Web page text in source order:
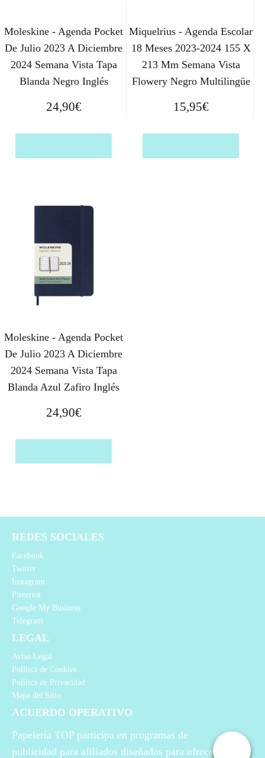
Moleskine - Agenda Pocket
De Julio 2023 A Diciembre
2024 Semana Vista Tapa
Blanda Negro Inglés
24,90€
Miquelrius - Agenda Escolar
18 Meses 2023-2024 155 X
213 Mm Semana Vista
Flowery Negro Multilingüe
15,95€
Moleskine - Agenda Pocket
De Julio 2023 A Diciembre
2024 Semana Vista Tapa
Blanda Azul Zafiro Inglés
24,90€
REDES SOCIALES
Facebook
Twitter
Instagram
Pinterest
Google My Business
Telegram
LEGAL
Aviso Legal
Política de Cookies
Política de Privacidad
Mapa del Sitio
ACUERDO OPERATIVO
Papelería TOP participa en programas de
publicidad para afiliados diseñados para ofrecer a